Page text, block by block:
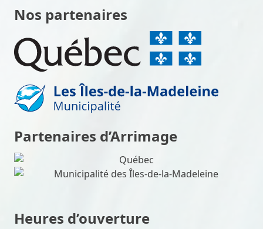
Nos partenaires
Partenaires d’Arrimage
Heures d’ouverture